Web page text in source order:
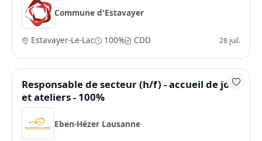
Commune d'Estavayer
Estavayer-Le-Lac 100% CDD 28 juil.
Responsable de secteur (h/f) - accueil de jour
et ateliers - 100%
Eben-Hézer Lausanne